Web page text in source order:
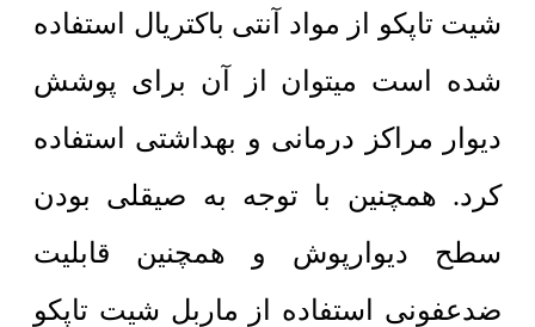
شیت تاپکو از مواد آنتی باکتریال استفاده
شده است میتوان از آن برای پوشش
دیوار مراکز درمانی و بهداشتی استفاده
کرد. همچنین با توجه به صیقلی بودن
سطح دیوارپوش و همچنین قابلیت
ضدعفونی استفاده از ماربل شیت تاپکو